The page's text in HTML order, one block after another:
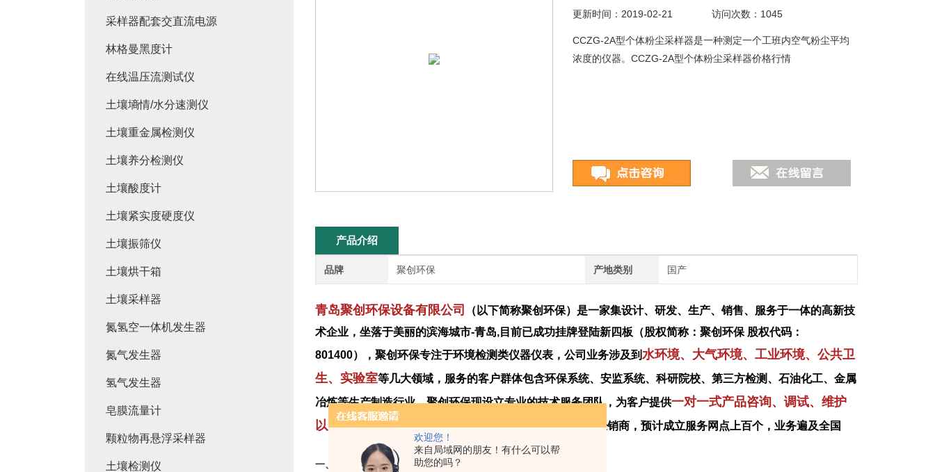
欢迎您！
来自局域网的朋友！有什么可以帮
助您的吗？
更新时间：2019-02-21 访问次数：1045
CCZG-2A型个体粉尘采样器是一种测定一个工班内空气粉尘平均
浓度的仪器。CCZG-2A型个体粉尘采样器价格行情
产品介绍
品牌 聚创环保 产地类别 国产
青岛聚创环保设备有限公司
（以下简称聚创环保）是一家集设计、研发、生产、销售、服务于一体的高新技
术企业，坐落于美丽的滨海城市-青岛,目前已成功挂牌登陆新四板（股权简称：聚创环保 股权代码：
801400），聚创环保专注于环境检测类仪器仪表，公司业务涉及到水环境、大气环境、工业环境、公共卫
生、实验室等几大领域，服务的客户群体包含环保系统、安监系统、科研院校、第三方检测、石油化工、金属
冶炼等生产制造行业。聚创环保现设立专业的技术服务团队，为客户提供一对一式产品咨询、调试、维护
以及后期开发定制服务，全国范围内布局多家代理商、经销商，预计成立服务网点上百个，业务遍及全国
一、产品介绍
采样器配套交直流电源
林格曼黑度计
在线温压流测试仪
土壤墒情/水分速测仪
土壤重金属检测仪
土壤养分检测仪
土壤酸度计
土壤紧实度硬度仪
土壤振筛仪
土壤烘干箱
土壤采样器
氮氢空一体机发生器
氮气发生器
氢气发生器
皂膜流量计
颗粒物再悬浮采样器
土壤检测仪